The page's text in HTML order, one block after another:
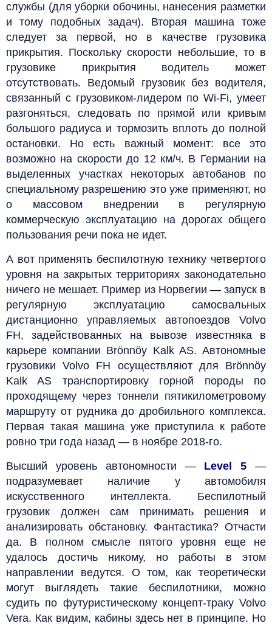
службы (для уборки обочины, нанесения разметки
и тому подобных задач). Вторая машина тоже
следует за первой, но в качестве грузовика
прикрытия. Поскольку скорости небольшие, то в
грузовике прикрытия водитель может
отсутствовать. Ведомый грузовик без водителя,
связанный с грузовиком-лидером по Wi-Fi, умеет
разгоняться, следовать по прямой или кривым
большого радиуса и тормозить вплоть до полной
остановки. Но есть важный момент: все это
возможно на скорости до 12 км/ч. В Германии на
выделенных участках некоторых автобанов по
специальному разрешению это уже применяют, но
о массовом внедрении в регулярную
коммерческую эксплуатацию на дорогах общего
пользования речи пока не идет.
А вот применять беспилотную технику четвертого
уровня на закрытых территориях законодательно
ничего не мешает. Пример из Норвегии — запуск в
регулярную эксплуатацию самосвальных
дистанционно управляемых автопоездов Volvo
FH, задействованных на вывозе известняка в
карьере компании Brönnöy Kalk AS. Автономные
грузовики Volvo FH осуществляют для Brönnöy
Kalk AS транспортировку горной породы по
проходящему через тоннели пятикилометровому
маршруту от рудника до дробильного комплекса.
Первая такая машина уже приступила к работе
ровно три года назад — в ноябре 2018-го.
Высший уровень автономности — Level 5
—
подразумевает наличие у автомобиля
искусственного интеллекта. Беспилотный
грузовик должен сам принимать решения и
анализировать обстановку. Фантастика? Отчасти
да. В полном смысле пятого уровня еще не
удалось достичь никому, но работы в этом
направлении ведутся. О том, как теоретически
могут выглядеть такие беспилотники, можно
судить по футуристическому концепт-траку Volvo
Vera. Как видим, кабины здесь нет в принципе. Но